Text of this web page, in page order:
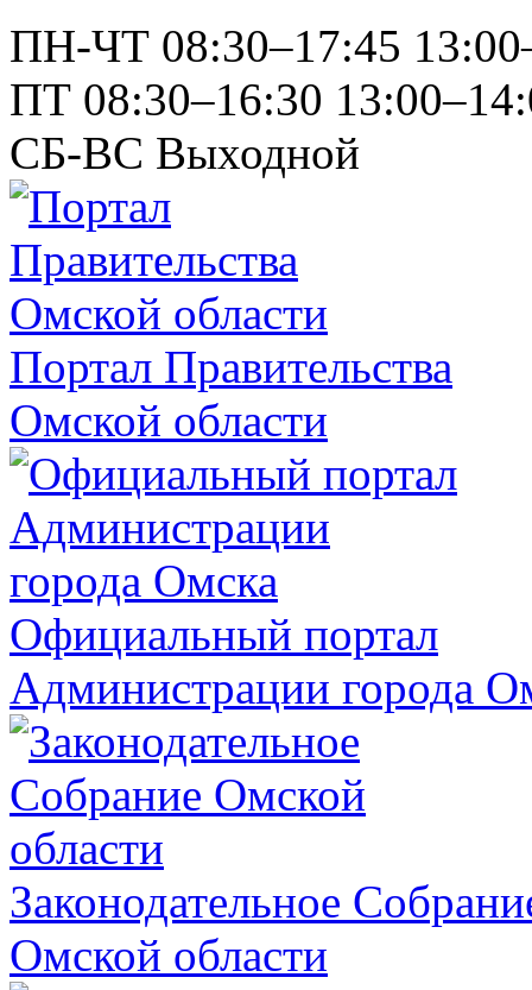
ПН-ЧТ 08:30–17:45
ПТ 08:30–16:30
СБ-ВС Выходной
Портал Правительства
Омской области
Официальный портал
Администрации города
Законодательное
Омской области